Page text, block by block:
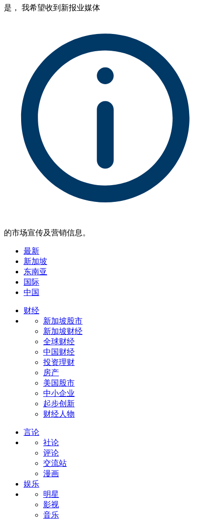
是， 我希望收到新报业媒体
的市场宣传及营销信息。
最新
新加坡
东南亚
国际
中国
财经
新加坡股市
新加坡财经
全球财经
中国财经
投资理财
房产
美国股市
中小企业
起步创新
财经人物
言论
社论
评论
交流站
漫画
娱乐
明星
影视
音乐